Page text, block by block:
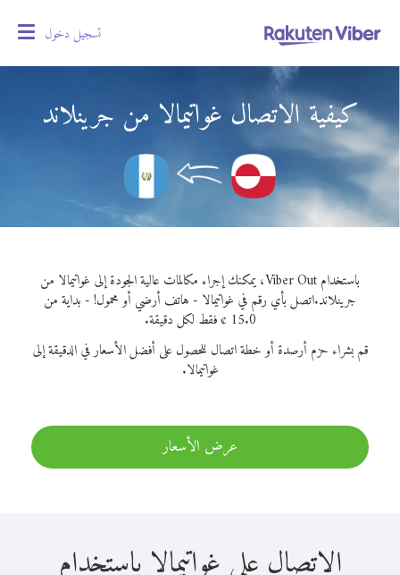
تسجيل دخول
كيفية الاتصال غواتيمالا من جرينلاند
باستخدام Viber Out، يمكنك إجراء مكالمات عالية الجودة إلى غواتيمالا من
جرينلاند.اتصل بأي رقم في غواتيمالا - هاتف أرضي أو محمول! - بداية من
15.0 ¢ فقط لكل دقيقة.
قم بشراء حزم أرصدة أو خطة اتصال للحصول على أفضل الأسعار في الدقيقة إلى
غواتيمالا.
عرض الأسعار
الاتصال على غواتيمالا باستخدام